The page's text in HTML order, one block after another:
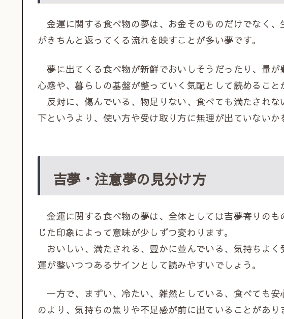
金運に関する食べ物の夢は、お金そのものだけでなく
がきちんと返ってくる流れを映すことが多い夢です。
夢に出てくる食べ物が新鮮でおいしそうだったり、量
心感や、暮らしの基盤が整っていく気配として読めること
反対に、傷んでいる、物足りない、食べても満たされ
下というより、使い方や受け取り方に無理が出ていないか
吉夢・注意夢の見分け方
金運に関する食べ物の夢は、全体としては吉夢寄りの
じた印象によって意味が少しずつ変わります。
おいしい、満たされる、豊かに並んでいる、気持ちよ
運が整いつつあるサインとして読みやすいでしょう。
一方で、まずい、冷たい、雑然としている、食べても安
のより、気持ちの焦りや不足感が前に出ていることがあり